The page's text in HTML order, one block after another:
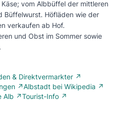
vom Albbüffel der mittleren
Büffelwurst. Höfläden wie der
verkaufen ab Hof.
und Obst im Sommer sowie
& Direktvermarkter ↗
↗Albstadt bei Wikipedia ↗
Alb ↗Tourist-Info ↗